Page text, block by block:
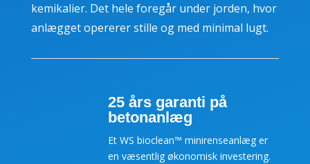
kemikalier. Det hele foregår under jorden, hvor
anlægget opererer stille og med minimal lugt.
25 års garanti på
betonanlæg
Et WS bioclean™ minirenseanlæg er
en væsentlig økonomisk investering.